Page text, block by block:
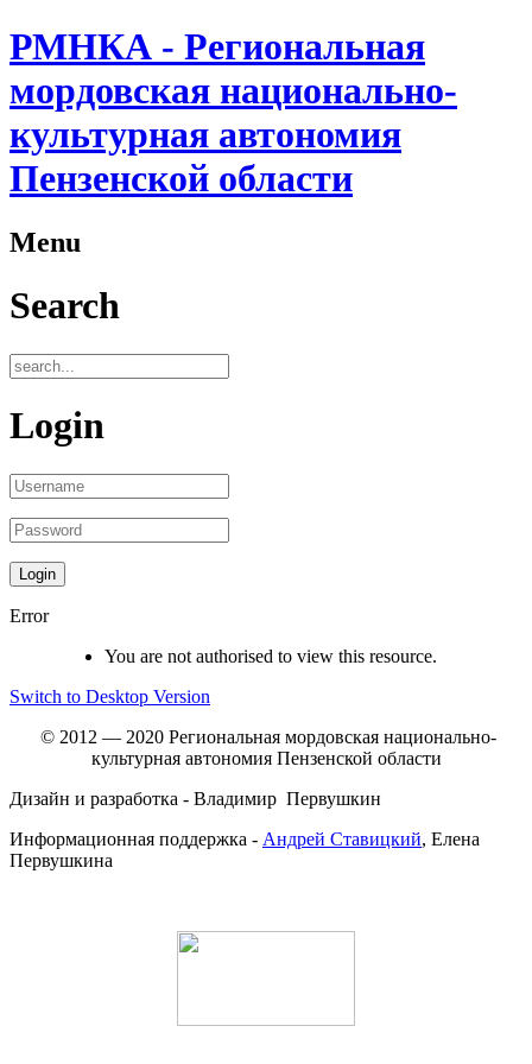
РМНКА - Региональная
мордовская национально-
культурная автономия
Пензенской области
Menu
Search
Login
Error
You are not authorised to view this resource.
Switch to Desktop Version
© 2012 — 2020 Региональная мордовская национально-
культурная автономия Пензенской области
Дизайн и разработка - Владимир Первушкин
Информационная поддержка - Андрей Ставицкий, Елена
Первушкина